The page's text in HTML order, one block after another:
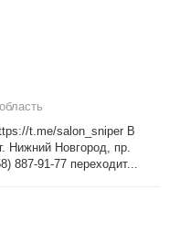
t.me/salon_sniper В
Нижний Новгород, пр.
887-91-77 переходит...